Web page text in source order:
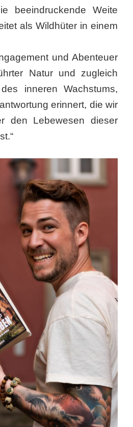
beeindruckende Weite
als Wildhüter in einem
und Abenteuer
Natur und zugleich
inneren Wachstums,
erinnert, die wir
den Lebewesen dieser